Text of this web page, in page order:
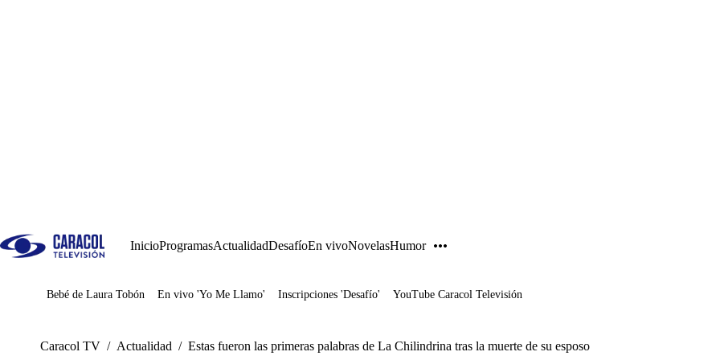
InicioProgramasActualidadDesafíoEn vivoNovelasHumor
Juegos
Bebé de Laura Tobón En vivo 'Yo Me Llamo' Inscripciones 'Desafío' YouTube Caracol Televisión
Caracol TV / Actualidad / Estas fueron las primeras palabras de La Chilindrina tras la muerte de su esposo